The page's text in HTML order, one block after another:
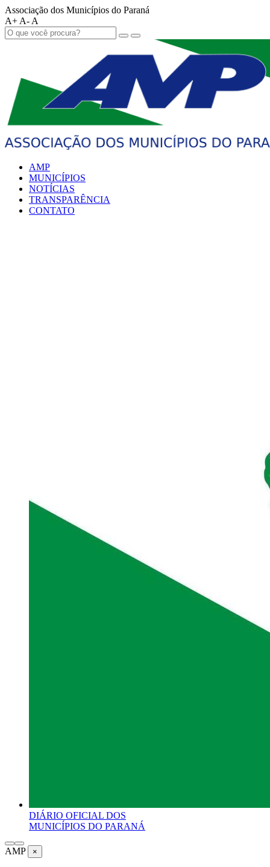
Associação dos Municípios do Paraná
A+ A- A
AMP
MUNICÍPIOS
NOTÍCIAS
TRANSPARÊNCIA
CONTATO
DIÁRIO OFICIAL DOS
MUNICÍPIOS DO PARANÁ
AMP ×